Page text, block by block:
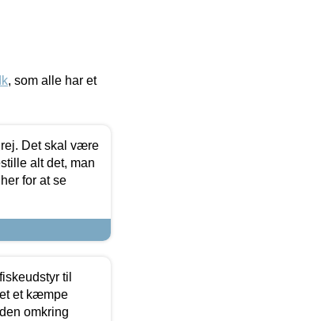
, som alle har et
Det skal være
alt det, man
for at se
til
et kæmpe
omkring